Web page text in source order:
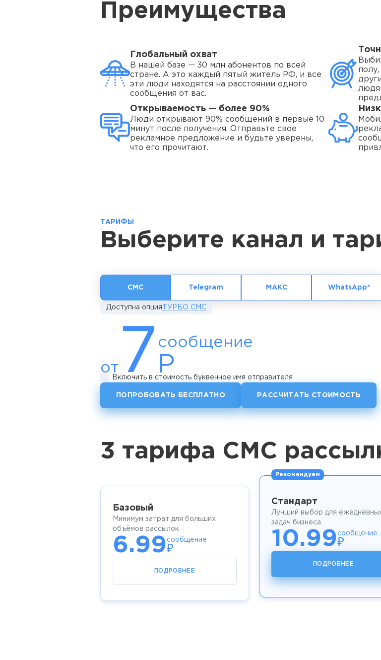
Преимущества
Глобальный охват
В нашей базе — 30 млн абонентов по всей
стране. А это каждый пятый житель РФ, и все
эти люди находятся на расстоянии одного
сообщения от вас.
Открываемость — более 90%
Люди открывают 90% сообщений в первые 10
минут после получения. Отправьте свое
рекламное предложение и будьте уверены,
что его прочитают.
ТАРИФЫ
Выберите канал и
СМС Telegram МАКС WhatsApp*
Доступна опция ТУРБО СМС
от 7 сообщение
Р
Включить в стоимость буквенное имя отправителя
ПОПРОБОВАТЬ БЕСПЛАТНО РАССЧИТАТЬ СТОИМОСТЬ
3 тарифа СМС
Базовый
Минимум затрат для больших
объёмов рассылок
6.99 сообщение
₽
ПОДРОБНЕЕ
Рекомендуем
Стандарт
Лучший выбор для
задач бизнеса
10.99 сообщение
₽
ПОДРОБНЕЕ